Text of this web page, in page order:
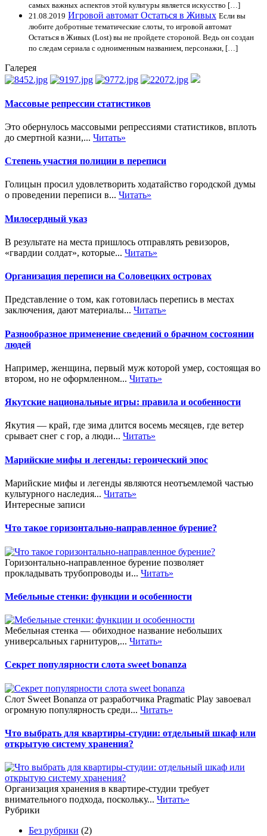
самых важных аспектов этой культуры является искусство […]
21.08.2019 Игровой автомат Остаться в Живых Если вы
любите добротные тематические слоты, то игровой автомат
Остаться в Живых (Lost) вы не пройдете стороной. Ведь он создан
по следам сериала с одноименным названием, персонажи, […]
Галерея
Массовые репрессии статистиков
Это обернулось массовыми репрессиями статистиков, вплоть
до смертной казни,... Читать»
Степень участия полиции в переписи
Голицын просил удовлетворить ходатайство городской думы
о проведении переписи в... Читать»
Милосердный указ
В результате на места пришлось отправлять ревизоров,
«гвардии солдат», которые... Читать»
Организация переписи на Соловецких островах
Представление о том, как готовилась перепись в местах
заключения, дают материалы... Читать»
Разнообразное применение сведений о брачном состоянии
людей
Например, женщина, первый муж которой умер, состоящая во
втором, но не оформленном... Читать»
Якутские национальные игры: правила и особенности
Якутия — край, где зима длится восемь месяцев, где ветер
срывает снег с гор, а люди... Читать»
Марийские мифы и легенды: героический эпос
Марийские мифы и легенды являются неотъемлемой частью
культурного наследия... Читать»
Интересные записи
Что такое горизонтально-направленное бурение?
Горизонтально-направленное бурение позволяет
прокладывать трубопроводы и... Читать»
Мебельные стенки: функции и особенности
Мебельная стенка — обиходное название небольших
универсальных гарнитуров,... Читать»
Секрет популярности слота sweet bonanza
Слот Sweet Bonanza от разработчика Pragmatic Play завоевал
огромную популярность среди... Читать»
Что выбрать для квартиры-студии: отдельный шкаф или
открытую систему хранения?
Организация хранения в квартире-студии требует
внимательного подхода, поскольку... Читать»
Рубрики
Без рубрики (2)